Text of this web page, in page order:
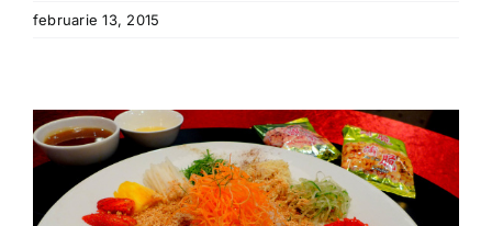
februarie 13, 2015